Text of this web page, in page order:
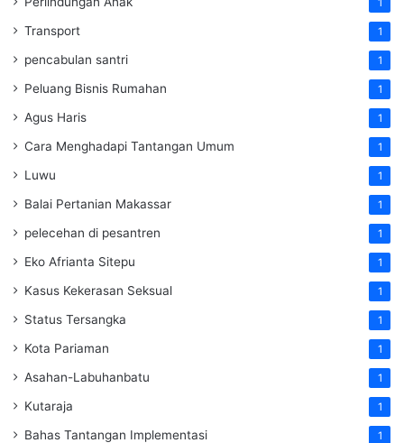
1
Transport 1
pencabulan santri 1
Peluang Bisnis Rumahan 1
Agus Haris 1
Cara Menghadapi Tantangan Umum 1
Luwu 1
Balai Pertanian Makassar 1
pelecehan di pesantren 1
Eko Afrianta Sitepu 1
Kasus Kekerasan Seksual 1
Status Tersangka 1
Kota Pariaman 1
Asahan-Labuhanbatu 1
Kutaraja 1
Bahas Tantangan Implementasi 1